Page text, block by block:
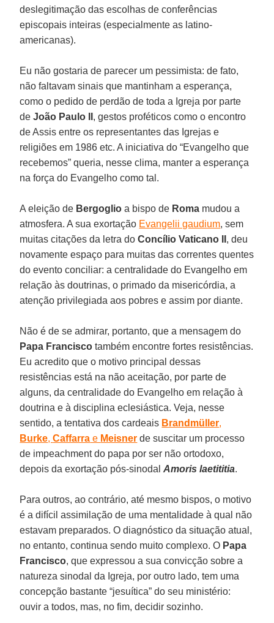
deslegitimação das escolhas de conferências
episcopais inteiras (especialmente as latino-
americanas).
Eu não gostaria de parecer um pessimista: de fato,
não faltavam sinais que mantinham a esperança,
como o pedido de perdão de toda a Igreja por parte
deJoão Paulo II , gestos proféticos como o encontro
de Assis entre os representantes das Igrejas e
religiões em 1986 etc. A iniciativa do “Evangelho que
recebemos” queria, nesse clima, manter a esperança
na força do Evangelho como tal.
A eleição de Bergoglio a bispo de Roma mudou a
atmosfera. A sua exortação Evangelii gaudium, sem
muitas citações da letra doConcílio Vaticano II , deu
novamente espaço para muitas das correntes quentes
do evento conciliar: a centralidade do Evangelho em
relação às doutrinas, o primado da misericórdia, a
atenção privilegiada aos pobres e assim por diante.
Não é de se admirar, portanto, que a mensagem do
Papa Francisco também encontre fortes resistências.
Eu acredito que o motivo principal dessas
resistências está na não aceitação, por parte de
alguns, da centralidade do Evangelho em relação à
doutrina e à disciplina eclesiástica. Veja, nesse
sentido, a tentativa dos cardeais Brandmüller,
Burke,Caffarra e Meisner de suscitar um processo
de impeachment do papa por ser não ortodoxo,
depois da exortação pós-sinodalAmoris laetititia.
Para outros, ao contrário, até mesmo bispos, o motivo
é a difícil assimilação de uma mentalidade à qual não
estavam preparados. O diagnóstico da situação atual,
no entanto, continua sendo muito complexo. O Papa
Francisco, que expressou a sua convicção sobre a
natureza sinodal da Igreja, por outro lado, tem uma
concepção bastante “jesuítica” do seu ministério:
ouvir a todos, mas, no fim, decidir sozinho.